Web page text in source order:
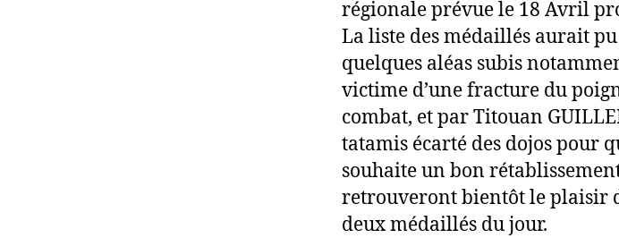
régionale prévue le 18 Avril
La liste des médaillés aurait pu
quelques aléas subis
victime d’une fracture du
combat, et par Titouan
tatamis écarté des dojos pour
souhaite un bon
retrouveront bientôt le plaisir
deux médaillés du jour.